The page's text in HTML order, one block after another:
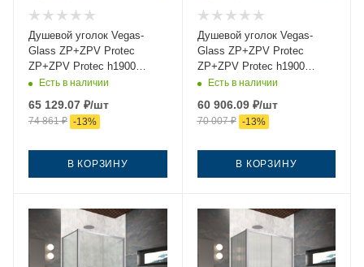
Душевой уголок Vegas-
Glass ZP+ZPV Protec
ZP+ZPV Protec h1900
140*75 02М 10 140х75
черный без поддона
Есть в наличии
65 129.07 ₽/шт
74 861₽ -13%
В КОРЗИНУ
Душевой уголок Vegas-
Glass ZP+ZPV Protec
ZP+ZPV Protec h1900
140*75 02М 01 140х75
профиль черный без
поддона
Есть в наличии
60 906.09₽/шт
70 007₽ -13%
В КОРЗИНУ